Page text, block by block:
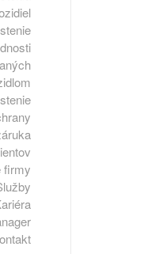
firmy